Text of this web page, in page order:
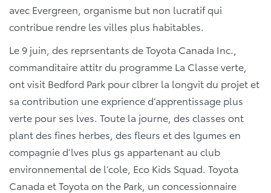
avec Evergreen, organisme but non lucratif qui
contribue rendre les villes plus habitables.
Le 9 juin, des reprsentants de Toyota Canada Inc.,
commanditaire attitr du programme La Classe verte,
ont visit Bedford Park pour clbrer la longvit du projet et
sa contribution une exprience d’apprentissage plus
verte pour ses lves. Toute la journe, des classes ont
plant des fines herbes, des fleurs et des lgumes en
compagnie d’lves plus gs appartenant au club
environnemental de l’cole, Eco Kids Squad. Toyota
Canada et Toyota on the Park, un concessionnaire